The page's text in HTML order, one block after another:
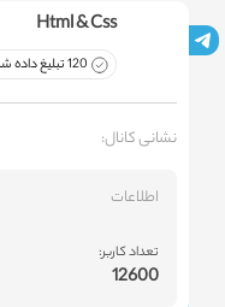
Html & Css
120 تبلیغ داده شده
نشانی کانال:
اطلاعات
تعداد کاربر:
12600